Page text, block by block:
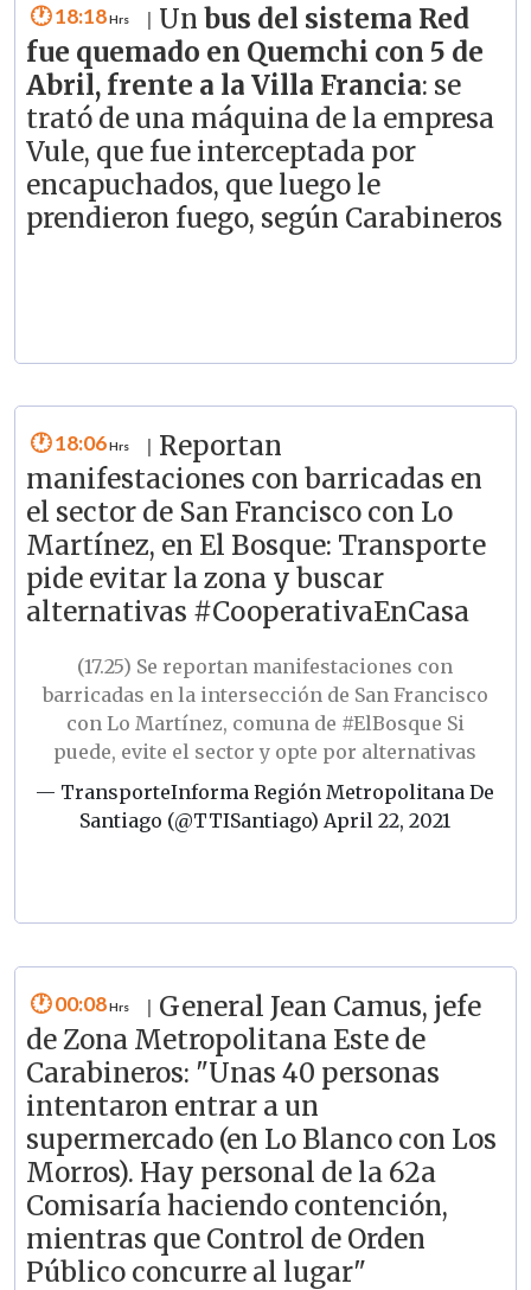
18:18 Un bus del sistema Red
fue quemado en Quemchi con 5 de
Abril, frente a la Villa Francia: se
trató de una máquina de la empresa
Vule, que fue interceptada por
encapuchados, que luego le
prendieron fuego, según Carabineros
18:06
Reportan
manifestaciones con barricadas en
el sector de San Francisco con Lo
Martínez, en El Bosque: Transporte
pide evitar la zona y buscar
alternativas #CooperativaEnCasa
(17.25) Se reportan manifestaciones con
barricadas en la intersección de San Francisco
con Lo Martínez, comuna de #ElBosque Si
puede, evite el sector y opte por alternativas
— TransporteInforma Región Metropolitana De
Santiago (@TTISantiago)April 22, 2021
00:08
General Jean Camus, jefe
de Zona Metropolitana Este de
Carabineros: "Unas 40 personas
intentaron entrar a un
supermercado (en Lo Blanco con Los
Morros). Hay personal de la 62a
Comisaría haciendo contención,
mientras que Control de Orden
Público concurre al lugar"